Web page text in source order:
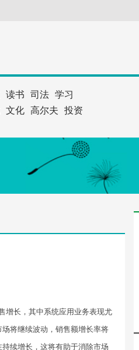
读书 司法 学习
文化 高尔夫 投资
增长，其中系统应用业务表现尤
将继续波动，销售额增长率将
续增长，这将有助于消除市场